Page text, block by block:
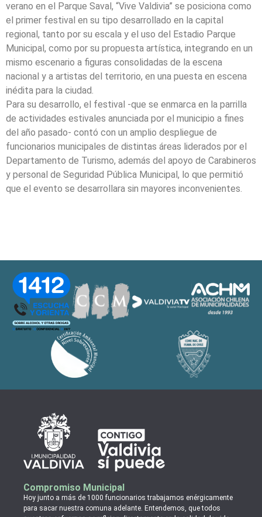
verano en el Parque Saval, “Vive Valdivia” se posiciona como
el primer festival en su tipo desarrollado en la capital
regional, tanto por su escala y el uso del Estadio Parque
Municipal, como por su propuesta artística, integrando en un
mismo escenario a figuras consolidadas de la escena
nacional y a artistas del territorio, en una puesta en escena
inédita para la ciudad.
Para su desarrollo, el festival -que se enmarca en la parrilla
de actividades estivales anunciada por el municipio a fines
del año pasado- contó con un amplio despliegue de
funcionarios municipales de distintas áreas liderados por el
Departamento de Turismo, además del apoyo de Carabineros
y personal de Seguridad Pública Municipal, lo que permitió
que el evento se desarrollara sin mayores inconvenientes.
Compromiso Municipal
Hoy junto a más de 1000 funcionarios trabajamos enérgicamente
para sacar nuestra comuna adelante. Entendemos, que todos